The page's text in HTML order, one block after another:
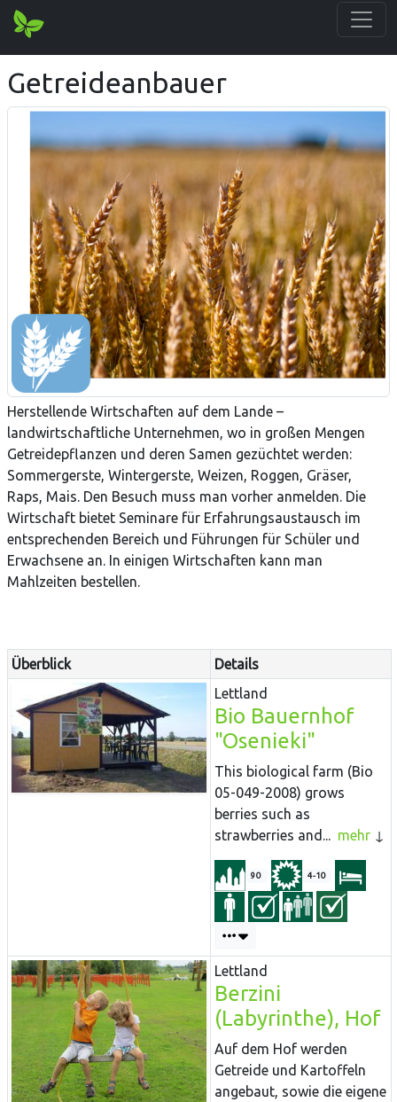
Getreideanbauer
Herstellende Wirtschaften auf dem Lande –
landwirtschaftliche Unternehmen, wo in großen Mengen
Getreidepflanzen und deren Samen gezüchtet werden:
Sommergerste, Wintergerste, Weizen, Roggen, Gräser,
Raps, Mais. Den Besuch muss man vorher anmelden. Die
Wirtschaft bietet Seminare für Erfahrungsaustausch im
entsprechenden Bereich und Führungen für Schüler und
Erwachsene an. In einigen Wirtschaften kann man
Mahlzeiten bestellen.
Überblick
Details
Lettland
Bio Bauernhof
"Osenieki"
This biological farm (Bio
05-049-2008) grows
berries such as
strawberries and... mehr
90 4-10
Lettland
Berzini
(Labyrinthe), Hof
Auf dem Hof werden
Getreide und Kartoffeln
angebaut, sowie die eigene